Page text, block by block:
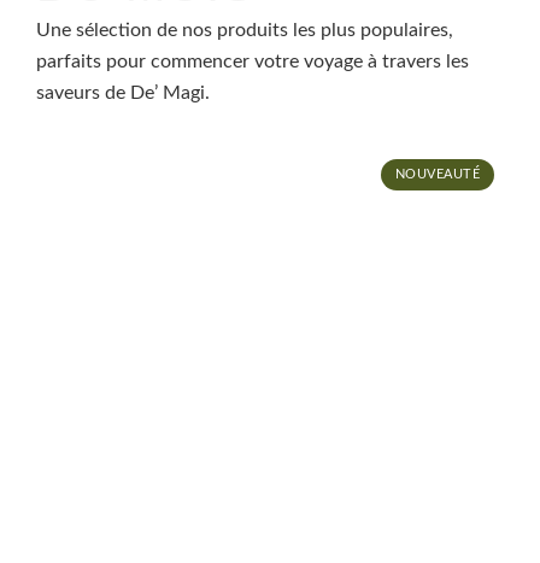
Une sélection de nos produits les plus populaires,
parfaits pour commencer votre voyage à travers les
saveurs de De’ Magi.
NOUVEAUTÉ